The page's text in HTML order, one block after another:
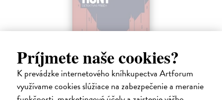
Príjmete naše cookies?
K prevádzke internetového kníhkupectva Artforum
využívame cookies slúžiace na zabezpečenie a meranie
Tramwaj na Sachsenberg